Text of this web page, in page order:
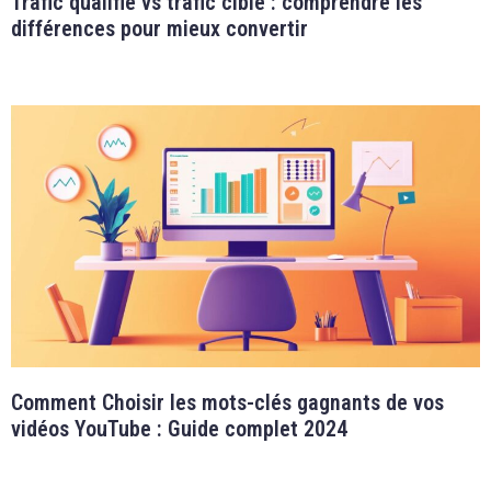
différences pour mieux convertir
Comment Choisir les mots-clés gagnants de vos
vidéos YouTube : Guide complet 2024